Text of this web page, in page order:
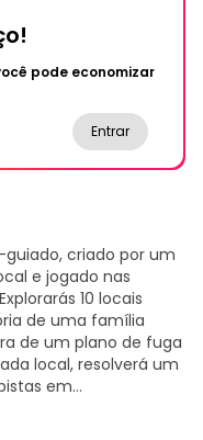
pode economizar
Entrar
criado por um
e jogado nas
10 locais
de uma família
de um plano de fuga
local, resolverá um
em
percurso percorre a